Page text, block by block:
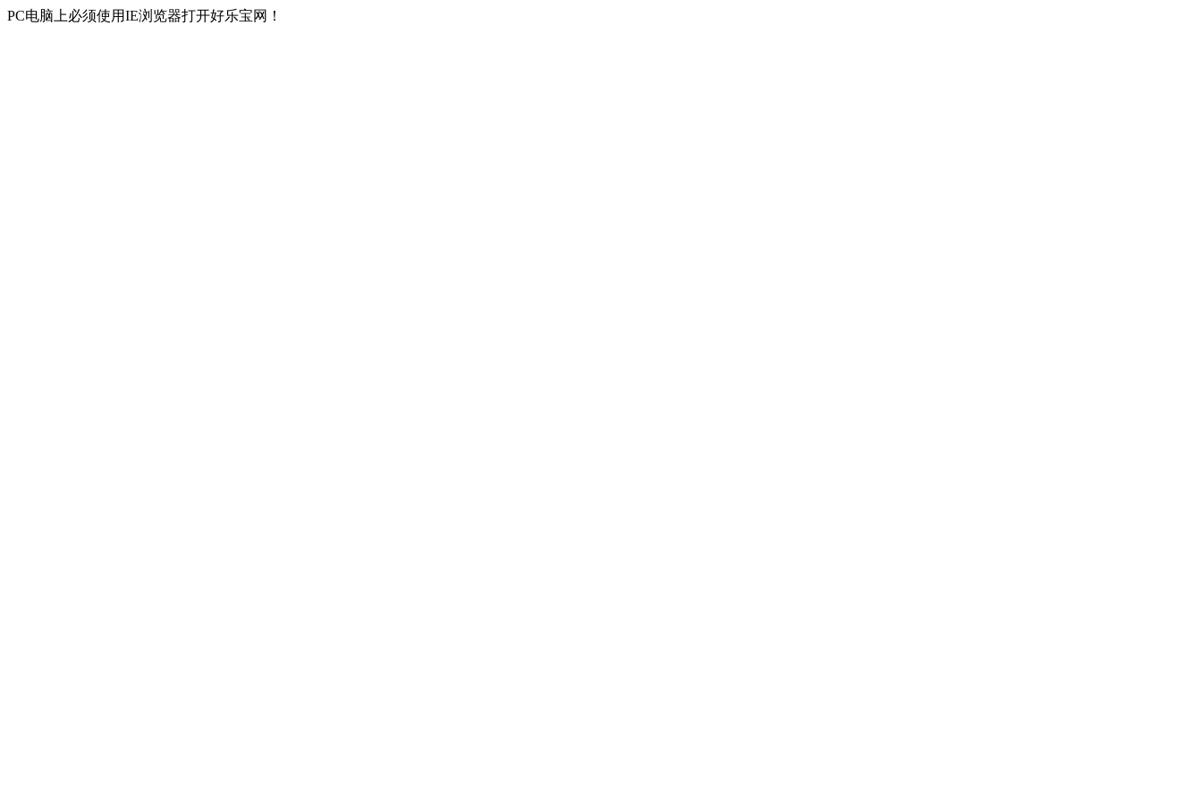
PC电脑上必须使用IE浏览器打开好乐宝网！